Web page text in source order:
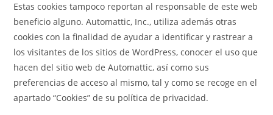
Estas cookies tampoco reportan al responsable de este web
beneficio alguno. Automattic, Inc., utiliza además otras
cookies con la finalidad de ayudar a identificar y rastrear a
los visitantes de los sitios de WordPress, conocer el uso que
hacen del sitio web de Automattic, así como sus
preferencias de acceso al mismo, tal y como se recoge en el
apartado “Cookies” de su política de privacidad.